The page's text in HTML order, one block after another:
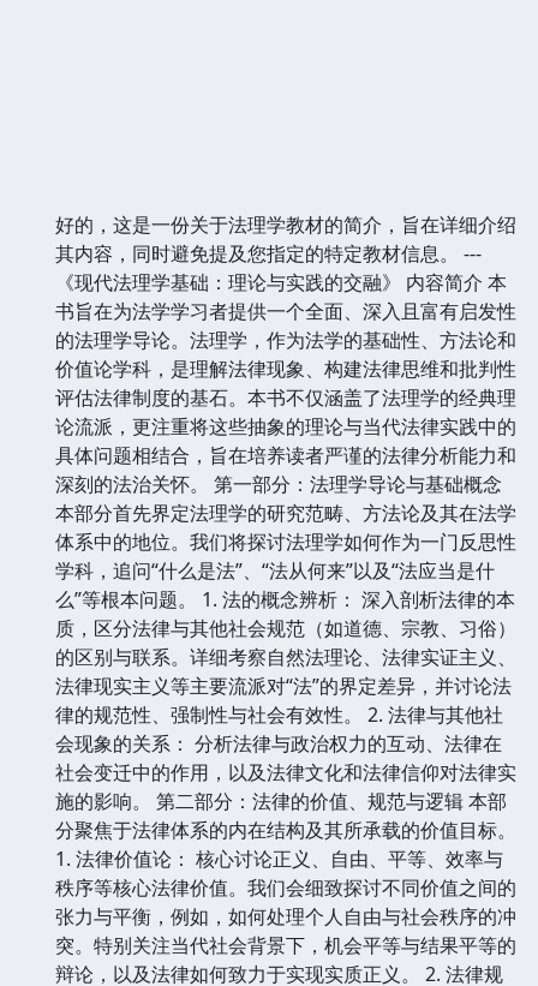
好的，这是一份关于法理学教材的简介，旨在详细介绍
其内容，同时避免提及您指定的特定教材信息。 ---
《现代法理学基础：理论与实践的交融》 内容简介 本
书旨在为法学学习者提供一个全面、深入且富有启发性
的法理学导论。法理学，作为法学的基础性、方法论和
价值论学科，是理解法律现象、构建法律思维和批判性
评估法律制度的基石。本书不仅涵盖了法理学的经典理
论流派，更注重将这些抽象的理论与当代法律实践中的
具体问题相结合，旨在培养读者严谨的法律分析能力和
深刻的法治关怀。 第一部分：法理学导论与基础概念
本部分首先界定法理学的研究范畴、方法论及其在法学
体系中的地位。我们将探讨法理学如何作为一门反思性
学科，追问“什么是法”、“法从何来”以及“法应当是什
么”等根本问题。 1. 法的概念辨析： 深入剖析法律的本
质，区分法律与其他社会规范（如道德、宗教、习俗）
的区别与联系。详细考察自然法理论、法律实证主义、
法律现实主义等主要流派对“法”的界定差异，并讨论法
律的规范性、强制性与社会有效性。 2. 法律与其他社
会现象的关系： 分析法律与政治权力的互动、法律在
社会变迁中的作用，以及法律文化和法律信仰对法律实
施的影响。 第二部分：法律的价值、规范与逻辑 本部
分聚焦于法律体系的内在结构及其所承载的价值目标。
1. 法律价值论： 核心讨论正义、自由、平等、效率与
秩序等核心法律价值。我们会细致探讨不同价值之间的
张力与平衡，例如，如何处理个人自由与社会秩序的冲
突。特别关注当代社会背景下，机会平等与结果平等的
辩论，以及法律如何致力于实现实质正义。 2. 法律规